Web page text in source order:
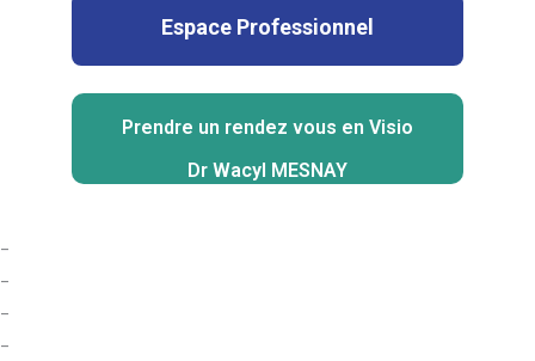
Espace Professionnel
Prendre un rendez vous en Visio
Dr Wacyl MESNAY
–
–
–
–